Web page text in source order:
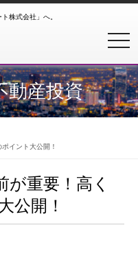
株式会社」へ。
動産投資
イント大公開！
が重要！高く
公開！